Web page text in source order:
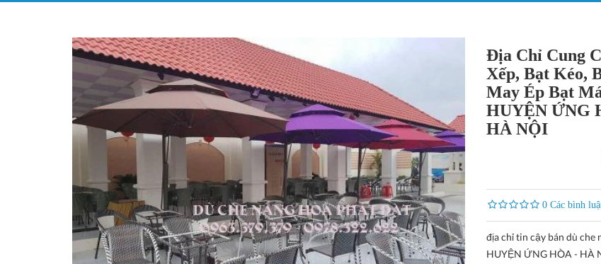
Địa Chỉ Cung
Xếp, Bạt Kéo,
May Ép Bạt
HUYỆN ỨNG
HÀ NỘI
0 Các bình
địa chỉ tin cậy bán dù che
HUYỆN ỨNG HÒA - HÀ